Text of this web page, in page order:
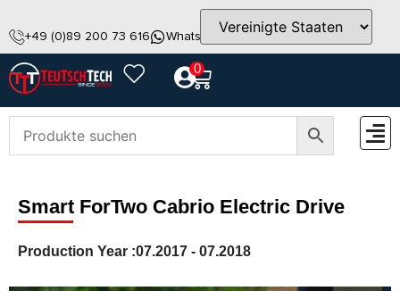
+49 (0)89 200 73 616 WhatsApp info@teutschtech.com
0
Smart ForTwo Cabrio Electric Drive
Production Year :07.2017 - 07.2018